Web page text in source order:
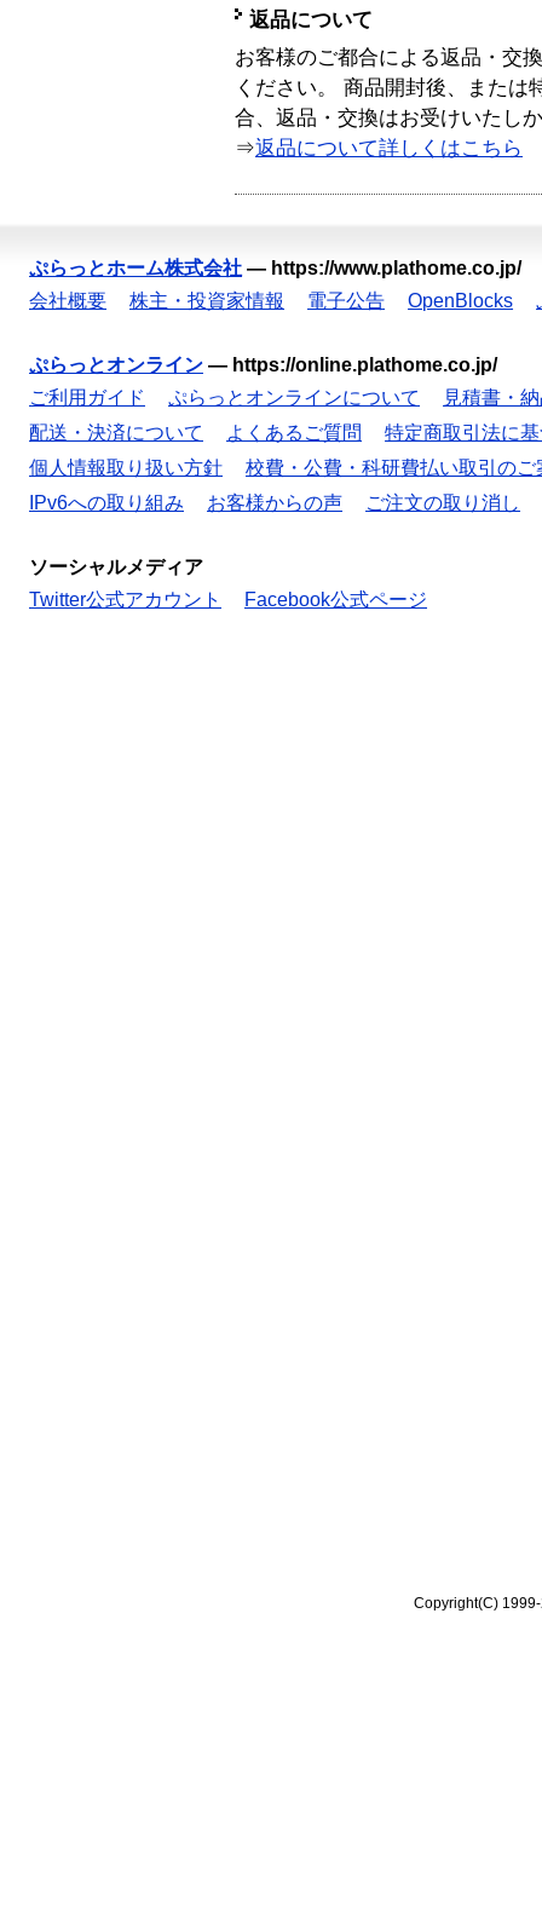
返品について
お客様のご都合による返品・交
ください。 商品開封後、または
合、返品・交換はお受けいたし
⇒返品について詳しくはこちら
ぷらっとホーム株式会社 — https://www.plathome.co.jp/
会社概要
株主・投資家情報 電子公告 OpenBlocks
ぷらっとオンライン — https://online.plathome.co.jp/
ご利用ガイド
ぷらっとオンラインについて
見積書・
配送・決済について
よくあるご質問
特定商取引法に
個人情報取り扱い方針
校費・公費・科研費払い取引のご
IPv6への取り組み
お客様からの声 ご注文の取り消し
ソーシャルメディア
Twitter公式アカウント
Facebook公式ページ
Copyright(C)